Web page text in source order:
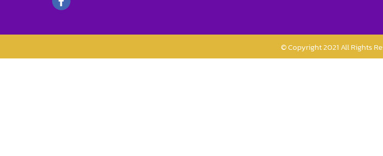
© Copyright 2021 All Rights